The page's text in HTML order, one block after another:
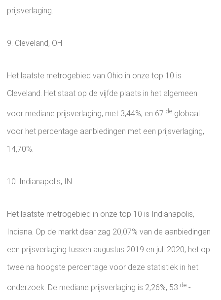
prijsverlaging.
9. Cleveland, OH
Het laatste metrogebied van Ohio in onze top 10 is
Cleveland. Het staat op de vijfde plaats in het algemeen
voor mediane prijsverlaging, met 3,44%, en 67 de globaal
voor het percentage aanbiedingen met een prijsverlaging,
14,70%.
10. Indianapolis, IN
Het laatste metrogebied in onze top 10 is Indianapolis,
Indiana. Op de markt daar zag 20,07% van de aanbiedingen
een prijsverlaging tussen augustus 2019 en juli 2020, het op
twee na hoogste percentage voor deze statistiek in het
onderzoek. De mediane prijsverlaging is 2,26%, 53 de -